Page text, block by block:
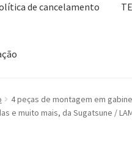
de cancelamento
de compras Contate agora
4 peças de montagem em
e muito mais, da Sugatsune /